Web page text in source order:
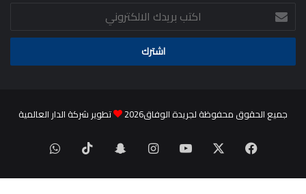
اكتب
بريدك
الالكتروني
جميع الحقوق محفوظة لجريدة الوفاق2026 تطوير شركة الدار العالمية
فيسبوك ‫YouTubeانستقرامسناب
تشات
‫TikTokواتساب